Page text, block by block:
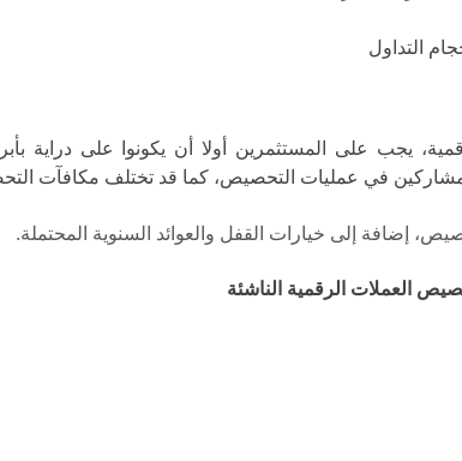
على المستثمرين أولا أن يكونوا على دراية بأبرز
المشاركين في عمليات التحصيص، كما قد تختلف مكافآت
إضافة إلى خيارات القفل والعوائد السنوية المحتملة.